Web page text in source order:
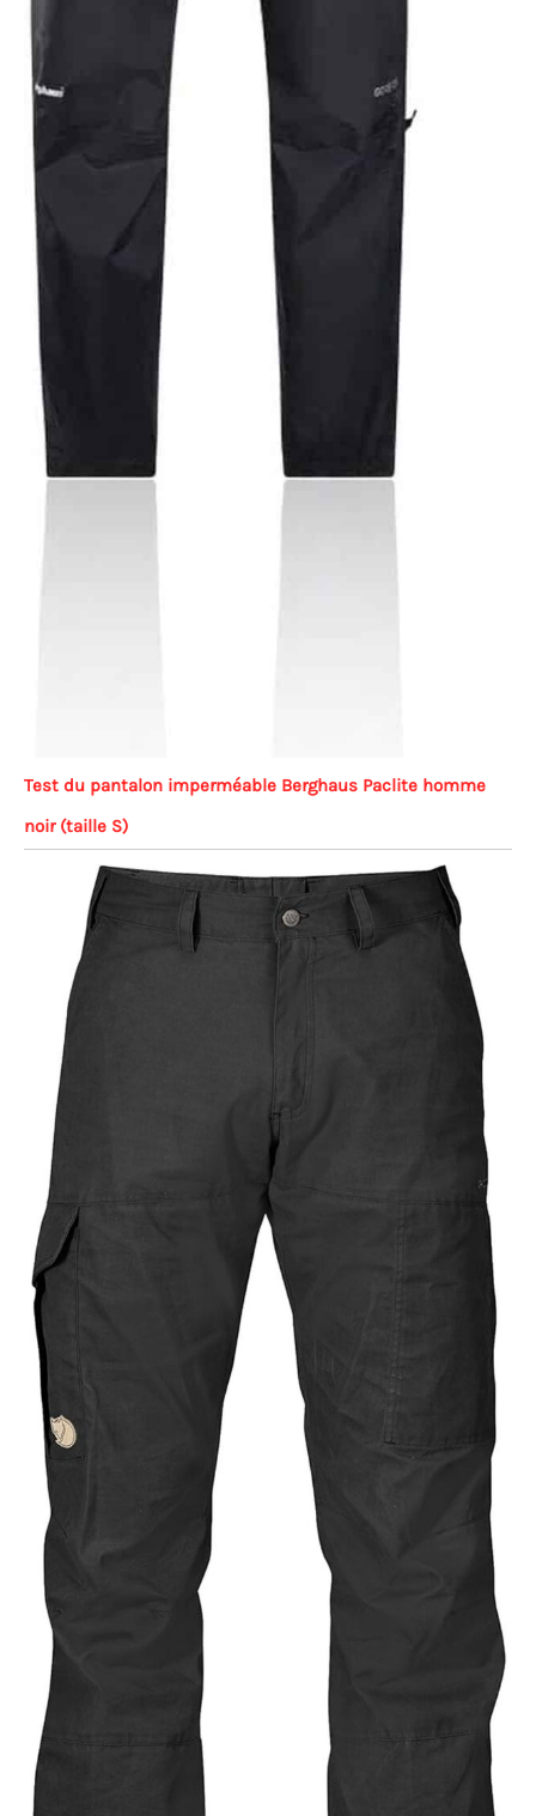
Test du pantalon imperméable Berghaus Paclite homme
noir (taille S)